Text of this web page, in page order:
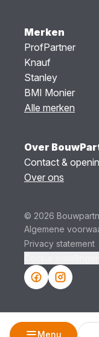
Menu
Merken
ProfPartner
Knauf
Stanley
BMI Monier
Alle merken
Over
Contact &
Over ons
© 2026
Algemene
Privacy statement